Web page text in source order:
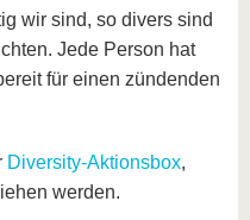
wir sind, so divers sind
Jede Person hat
für einen zündenden
Diversity-Aktionsbox,
werden.